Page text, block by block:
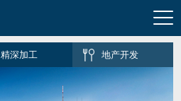
精深加工 地产开发